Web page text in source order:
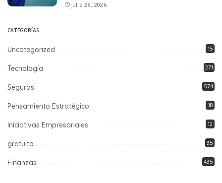
julio 28, 2026
CATEGORÍAS
Uncategorized 15
Tecnología 271
Seguros 574
Pensamiento Estratégico 18
Iniciativas Empresariales 12
gratuita 35
Finanzas 435